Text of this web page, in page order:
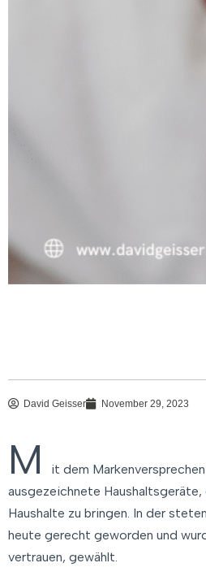
David Geisser November 29, 2023
M
it dem
ausgezeichnete Haushaltsgeräte,
Haushalte zu bringen. In der
heute gerecht geworden und
vertrauen, gewählt.